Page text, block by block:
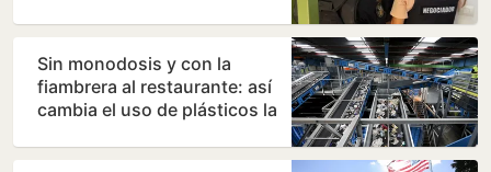
Sin monodosis y con la
fiambrera al restaurante: así
cambia el uso de plásticos la